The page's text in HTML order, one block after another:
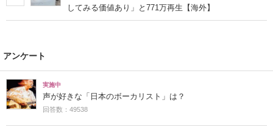
してみる価値あり」と771万再生【海外】
アンケート
実施中
声が好きな「日本のボーカリスト」は？
回答数：49538